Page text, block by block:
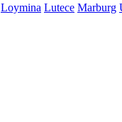
Loymina Lutece Marburg